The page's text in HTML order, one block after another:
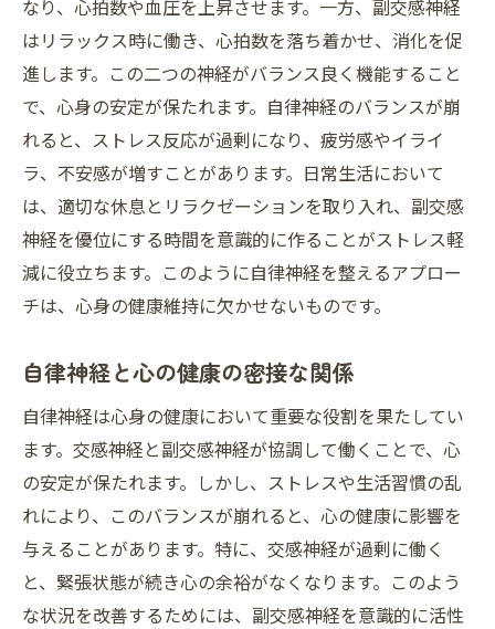
なり、心拍数や血圧を上昇させます。一方、副交感神経
はリラックス時に働き、心拍数を落ち着かせ、消化を促
進します。この二つの神経がバランス良く機能すること
で、心身の安定が保たれます。自律神経のバランスが崩
れると、ストレス反応が過剰になり、疲労感やイライ
ラ、不安感が増すことがあります。日常生活において
は、適切な休息とリラクゼーションを取り入れ、副交感
神経を優位にする時間を意識的に作ることがストレス軽
減に役立ちます。このように自律神経を整えるアプロー
チは、心身の健康維持に欠かせないものです。
自律神経と心の健康の密接な関係
自律神経は心身の健康において重要な役割を果たしてい
ます。交感神経と副交感神経が協調して働くことで、心
の安定が保たれます。しかし、ストレスや生活習慣の乱
れにより、このバランスが崩れると、心の健康に影響を
与えることがあります。特に、交感神経が過剰に働く
と、緊張状態が続き心の余裕がなくなります。このよう
な状況を改善するためには、副交感神経を意識的に活性